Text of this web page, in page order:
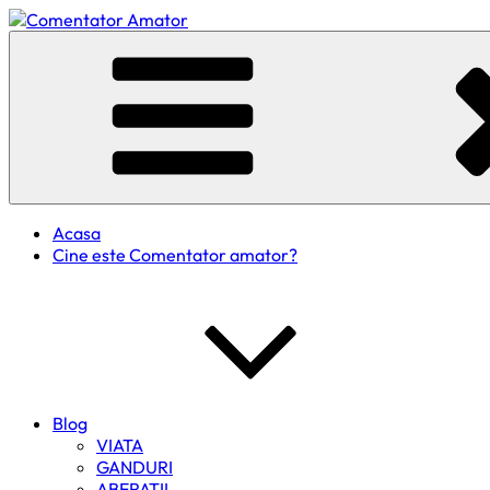
Skip
to
Comentator Amator
Acasa
Cine este Comentator amator?
Blog
VIATA
GANDURI